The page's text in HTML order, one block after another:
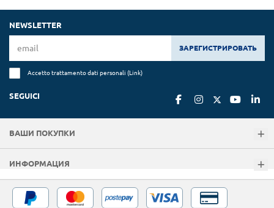
NEWSLETTER
ЗАРЕГИСТРИРОВАТЬ
Accetto trattamento dati personali (Link)
SEGUICI
ВАШИ ПОКУПКИ
ИНФОРМАЦИЯ